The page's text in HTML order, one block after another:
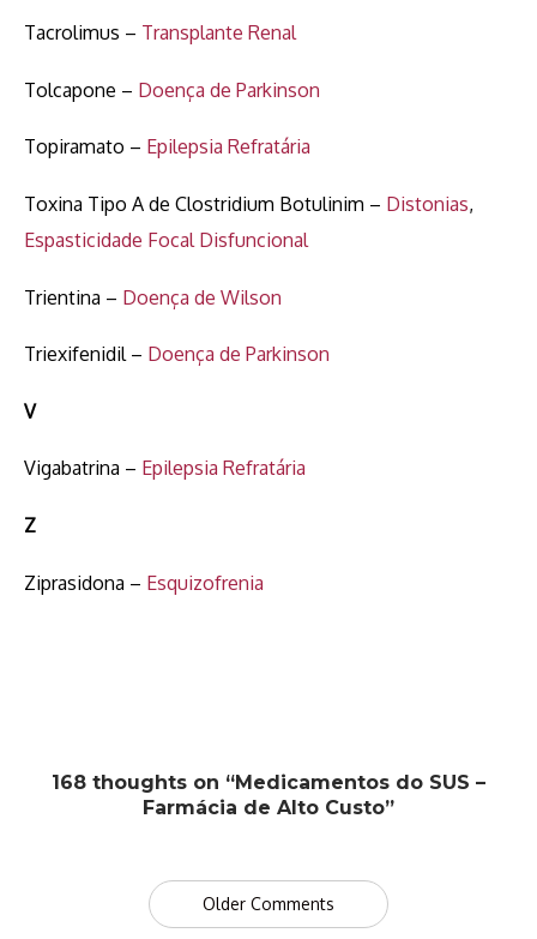
Tacrolimus – Transplante Renal
Tolcapone – Doença de Parkinson
Topiramato – Epilepsia Refratária
Toxina Tipo A de Clostridium Botulinim – Distonias,
Espasticidade Focal Disfuncional
Trientina – Doença de Wilson
Triexifenidil – Doença de Parkinson
V
Vigabatrina – Epilepsia Refratária
Z
Ziprasidona – Esquizofrenia
168 thoughts on “Medicamentos do SUS –
Farmácia de Alto Custo”
Comment
navigation
Older Comments